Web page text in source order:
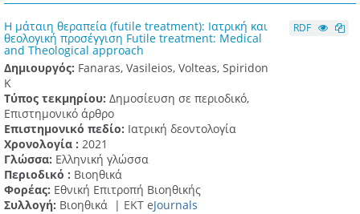
Η μάταιη θεραπεία (futile treatment): Ιατρική και
θεολογική προσέγγιση Futile treatment: Medical
and Theological approach
Δημιουργός: Fanaras, Vasileios, Volteas, Spiridon
K
Τύπος τεκμηρίου: Δημοσίευση σε περιοδικό,
Επιστημονικό άρθρο
Επιστημονικό πεδίο: Ιατρική δεοντολογία
Χρονολογία : 2021
Γλώσσα: Ελληνική γλώσσα
Περιοδικό : Βιοηθικά
Φορέας: Εθνική Επιτροπή Βιοηθικής
Συλλογή: Βιοηθικά | ΕΚΤ eJournals
RDF